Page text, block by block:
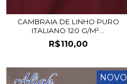
CAMBRAIA DE LINHO PURO
ITALIANO 120 G/M²...
R$110,00
NOVO